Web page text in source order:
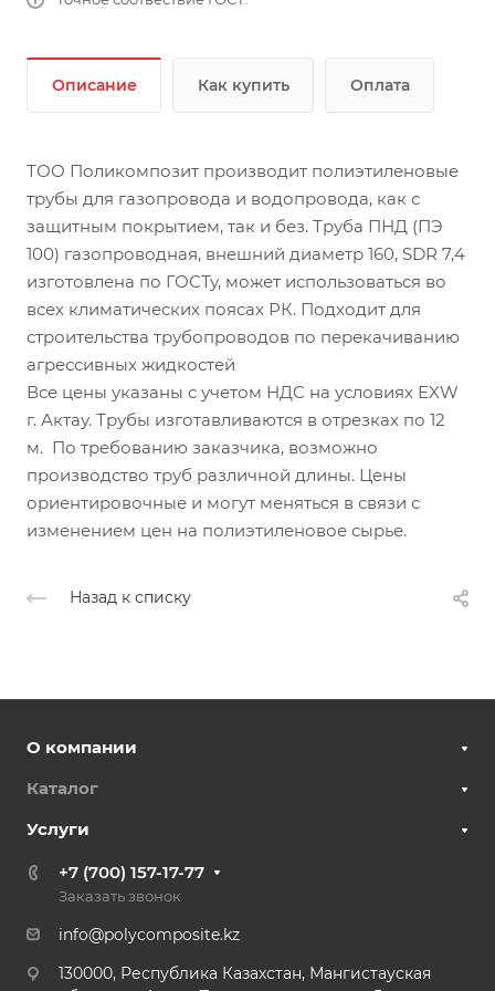
Описание Как купить Оплата
ТОО Поликомпозит производит полиэтиленовые
трубы для газопровода и водопровода, как с
защитным покрытием, так и без. Труба ПНД (ПЭ
100) газопроводная, внешний диаметр 160, SDR 7,4
изготовлена по ГОСТу, может использоваться во
всех климатических поясах РК. Подходит для
строительства трубопроводов по перекачиванию
агрессивных жидкостей
Все цены указаны с учетом НДС на условиях EXW
г. Актау. Трубы изготавливаются в отрезках по 12
м. По требованию заказчика, возможно
производство труб различной длины. Цены
ориентировочные и могут меняться в связи с
изменением цен на полиэтиленовое сырье.
Назад к списку
О компании
Каталог
Услуги
+7 (700) 157-17-77
Заказать звонок
info@polycomposite.kz
130000, Республика Казахстан, Мангистауская